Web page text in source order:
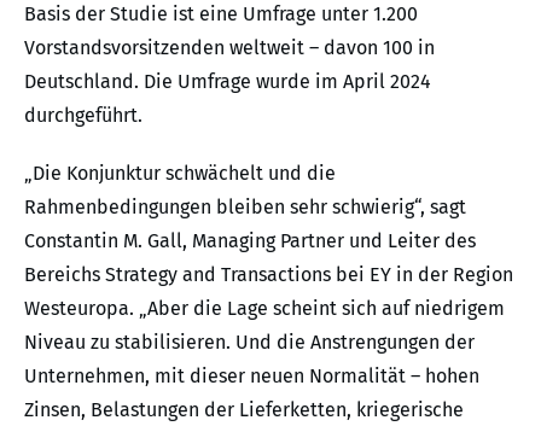
Basis der Studie ist eine Umfrage unter 1.200
Vorstandsvorsitzenden weltweit – davon 100 in
Deutschland. Die Umfrage wurde im April 2024
durchgeführt.
„Die Konjunktur schwächelt und die
Rahmenbedingungen bleiben sehr schwierig“, sagt
Constantin M. Gall, Managing Partner und Leiter des
Bereichs Strategy and Transactions bei EY in der Region
Westeuropa. „Aber die Lage scheint sich auf niedrigem
Niveau zu stabilisieren. Und die Anstrengungen der
Unternehmen, mit dieser neuen Normalität – hohen
Zinsen, Belastungen der Lieferketten, kriegerische